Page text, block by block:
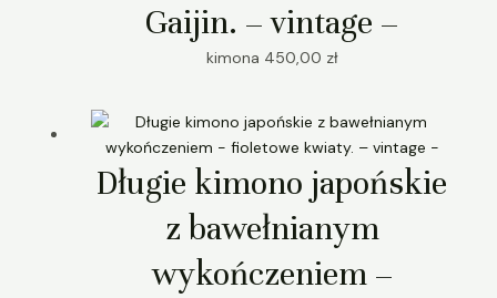
Gaijin. – vintage –
kimona 450,00 zł
Długie kimono japońskie
z bawełnianym
wykończeniem –